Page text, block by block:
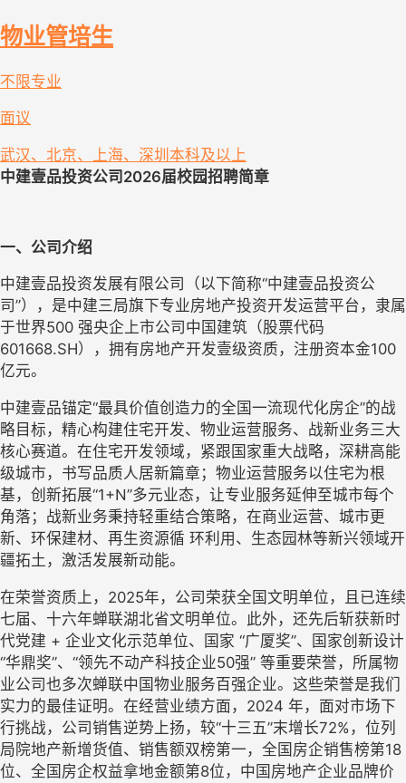
物业管培生
不限专业
面议
武汉、北京、上海、深圳 本科及以上
中建壹品投资公司 2026届校园招聘简章
一、公司介绍
中建壹品投资发展有限公司（以下简称“中建壹品投资公
司”），是中建三局旗下专业房地产投资开发运营平台，隶属
于世界500 强央企上市公司中国建筑（股票代码
601668.SH），拥有房地产开发壹级资质，注册资本金100
亿元。
中建壹品锚定“最具价值创造力的全国一流现代化房企”的战
略目标，精心构建住宅开发、物业运营服务、战新业务三大
核心赛道。 在住宅开发领域，紧跟国家重大战略，深耕高能
级城市 ，书写品质人居新篇章；物业运营服务以住宅为根
基，创新拓展“1+N”多元业态，让专业服务延伸至城市每个
角落；战新业务秉持轻重结合策略，在商业运营、城市更
新、环保建材、再生资源循 环利用、生态园林等新兴领域开
疆拓土，激活发展新动能。
在荣誉资质上， 2025年，公司荣获全国文明单位，且已连续
七届、十六年蝉联湖北省文明单位。此外，还先后斩获新时
代党建 + 企业文化示范单位、国家 “广厦奖”、国家创新设计
“华鼎奖”、“领先不动产科技企业50强” 等重要荣誉，所属物
业公司也多次蝉联中国物业服务百强企业。这些荣誉是我们
实力的最佳证明。在经营业绩方面，2024 年，面对市场下
行挑战，公司销售逆势上扬，较“十三五”末增长72%，位列
局院地产新增货值、销售额双榜第一 ，全国 房企销售榜第18
位、全国房企权益拿地金额第8位 ，中国房地产企业品牌价